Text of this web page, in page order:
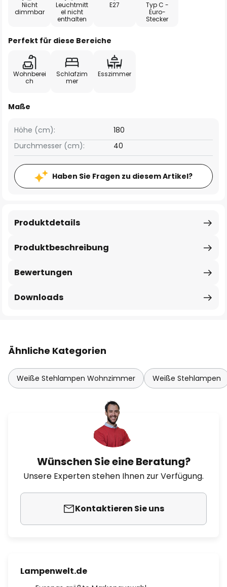
Nicht
dimmbar
Leuchtmitt
el nicht
enthalten
E27
Typ C -
Euro-
Stecker
Perfekt für diese Bereiche
Wohnberei
ch
Schlafzim
mer
Esszimmer
Maße
Höhe (cm):
180
Durchmesser (cm):
40
Haben Sie Fragen zu diesem Artikel?
Produktbeschreibung
Produktdetails
Bewertungen
Downloads
Ähnliche Kategorien
Weiße Stehlampen Wohnzimmer Weiße Stehlampen
Wünschen Sie eine Beratung?
Unsere Experten stehen Ihnen zur Verfügung.
Kontaktieren Sie uns
Lampenwelt.de